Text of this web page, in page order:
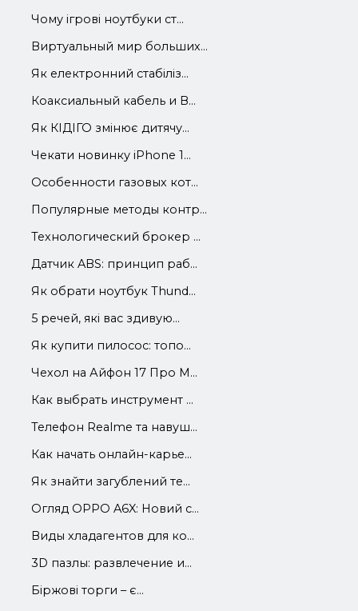
Чому ігрові ноутбуки ст...
Виртуальный мир больших...
Як електронний стабіліз...
Коаксиальный кабель и В...
Як КІДІГО змінює дитячу...
Чекати новинку iPhone 1...
Особенности газовых кот...
Популярные методы контр...
Технологический брокер ...
Датчик ABS: принцип раб...
Як обрати ноутбук Thund...
5 речей, які вас здивую...
Як купити пилосос: топо...
Чехол на Айфон 17 Про М...
Как выбрать инструмент ...
Телефон Realme та навуш...
Как начать онлайн-карье...
Як знайти загублений те...
Огляд OPPO A6X: Новий с...
Виды хладагентов для ко...
3D пазлы: развлечение и...
Біржові торги – є...